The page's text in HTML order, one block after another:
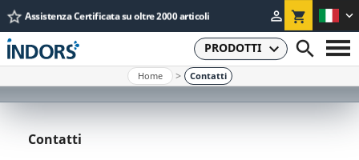
star_border Assistenza Certificata su oltre 2000 articoli
Pagamenti Rateizzabili

shopping_cart


PRODOTTI 
HOME
ASSISTENZA
Home Contatti
Contatti